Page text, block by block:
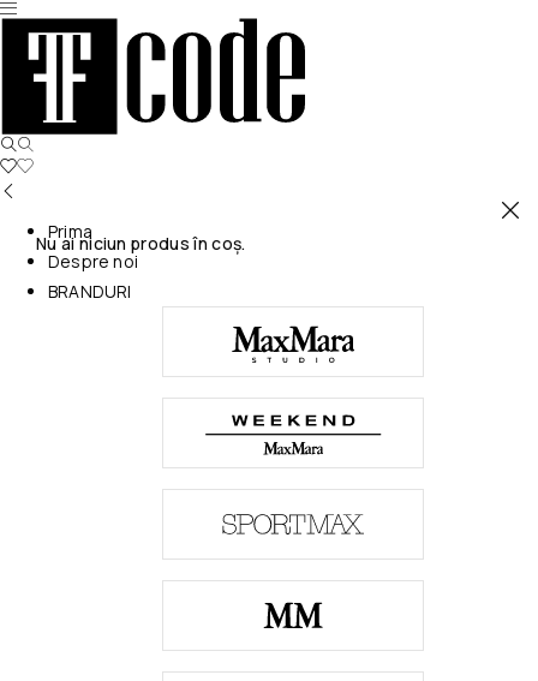
Nu ai niciun produs în coș.
Prima
Despre noi
BRANDURI